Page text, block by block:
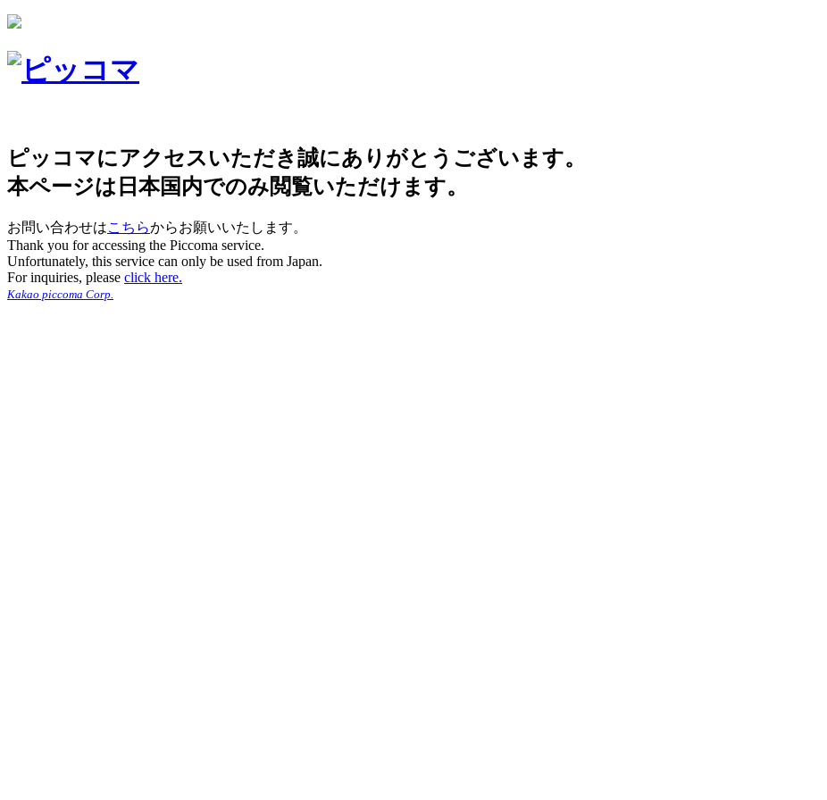
ピッコマにアクセスいただき誠にありがとうございます。
本ページは日本国内でのみ閲覧いただけます。
お問い合わせはこちらからお願いいたします。
Thank you for accessing the Piccoma service.
Unfortunately, this service can only be used from Japan.
For inquiries, please click here.
Kakao piccoma Corp.